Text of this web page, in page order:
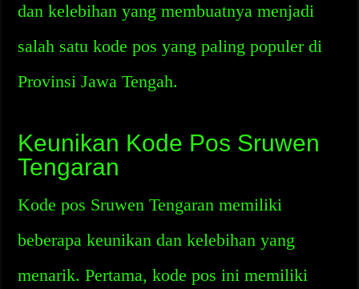
dan kelebihan yang membuatnya menjadi
salah satu kode pos yang paling populer di
Provinsi Jawa Tengah.
Keunikan Kode Pos Sruwen
Tengaran
Kode pos Sruwen Tengaran memiliki
beberapa keunikan dan kelebihan yang
menarik. Pertama, kode pos ini memiliki